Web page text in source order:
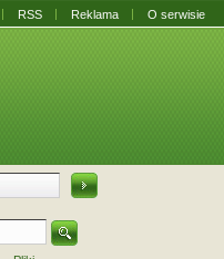
RSS Reklama O serwisie